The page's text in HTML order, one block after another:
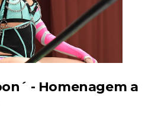
2026: WWE esteve perto
de Brie Bella após
quer continuar na WWE
- Homenagem a